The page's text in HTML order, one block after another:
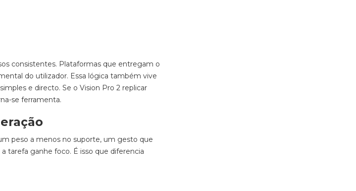
consistentes. Plataformas que entregam o
do utilizador. Essa lógica também vive
e directo. Se o Vision Pro 2 replicar
se ferramenta.
peso a menos no suporte, um gesto que
tarefa ganhe foco. É isso que diferencia